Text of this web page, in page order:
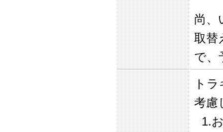
尚、
取替
で、
ト
考慮
1.